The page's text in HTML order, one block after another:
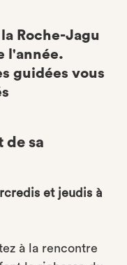
Roche-Jagu
l'année.
guidées vous
de sa
et jeudis à
à la rencontre